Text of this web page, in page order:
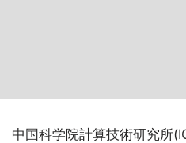
中国科学院計算技術研究所